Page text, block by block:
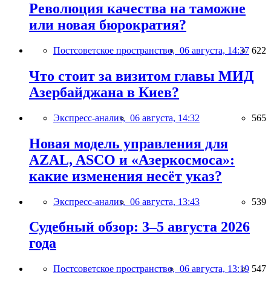
Революция качества на таможне
или новая бюрократия?
Постсоветское пространство, 06 августа, 14:37 622
Что стоит за визитом главы МИД
Азербайджана в Киев?
Экспресс-анализ, 06 августа, 14:32 565
Новая модель управления для
AZAL, ASCO и «Азеркосмоса»:
какие изменения несёт указ?
Экспресс-анализ, 06 августа, 13:43 539
Судебный обзор: 3–5 августа 2026
года
Постсоветское пространство, 06 августа, 13:19 547